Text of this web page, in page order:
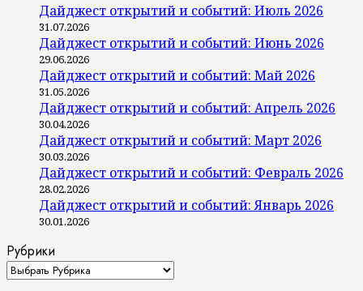
Дайджест открытий и событий: Июль 2026
31.07.2026
Дайджест открытий и событий: Июнь 2026
29.06.2026
Дайджест открытий и событий: Май 2026
31.05.2026
Дайджест открытий и событий: Апрель 2026
30.04.2026
Дайджест открытий и событий: Март 2026
30.03.2026
Дайджест открытий и событий: Февраль 2026
28.02.2026
Дайджест открытий и событий: Январь 2026
30.01.2026
Рубрики